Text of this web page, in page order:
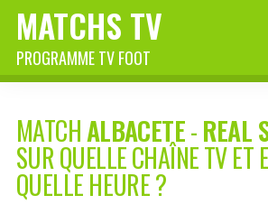
MATCHS TV
PROGRAMME TV FOOT
MATCHALBACETE-REAL
SUR QUELLE CHAÎNE TV ET
QUELLE HEURE ?